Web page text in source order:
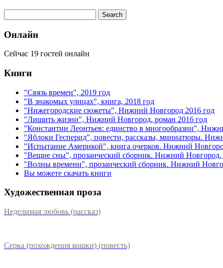
Онлайн
Сейчас 19 гостей онлайн
Книги
"Связь времен", 2019 год
"В знакомых улицах", книга, 2018 год
"Нижегородские сюжеты", Нижний Новгород 2016 год
"Лишить жизни", Нижний Новгород, роман 2016 год
"Константин Леонтьев: единство в многообразии",
"Яблоки Гесперид", повести, рассказы, миниатюры.
"Испытание Америкой", книга очерков. Нижний
"Вещие сны", прозаический сборник. Нижний Новгород,
"Волны времени", прозаический сборник. Нижний
Вы можете скачать книги
Художественная проза
Неделимая любовь (рассказ)
Серка (похождения кошки) (повесть)